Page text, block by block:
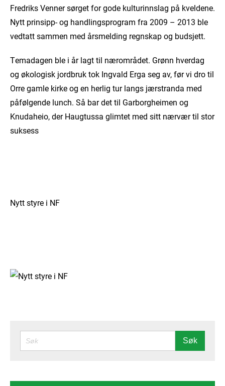
Fredriks Venner sørget for gode kulturinnslag på kveldene.
Nytt prinsipp- og handlingsprogram fra 2009 – 2013 ble
vedtatt sammen med årsmelding regnskap og budsjett.
Temadagen ble i år lagt til nærområdet. Grønn hverdag
og økologisk jordbruk tok Ingvald Erga seg av, før vi dro til
Orre gamle kirke og en herlig tur langs jærstranda med
påfølgende lunch. Så bar det til Garborgheimen og
Knudaheio, der Haugtussa glimtet med sitt nærvær til stor
suksess
Nytt styre i NF
SØK Søk